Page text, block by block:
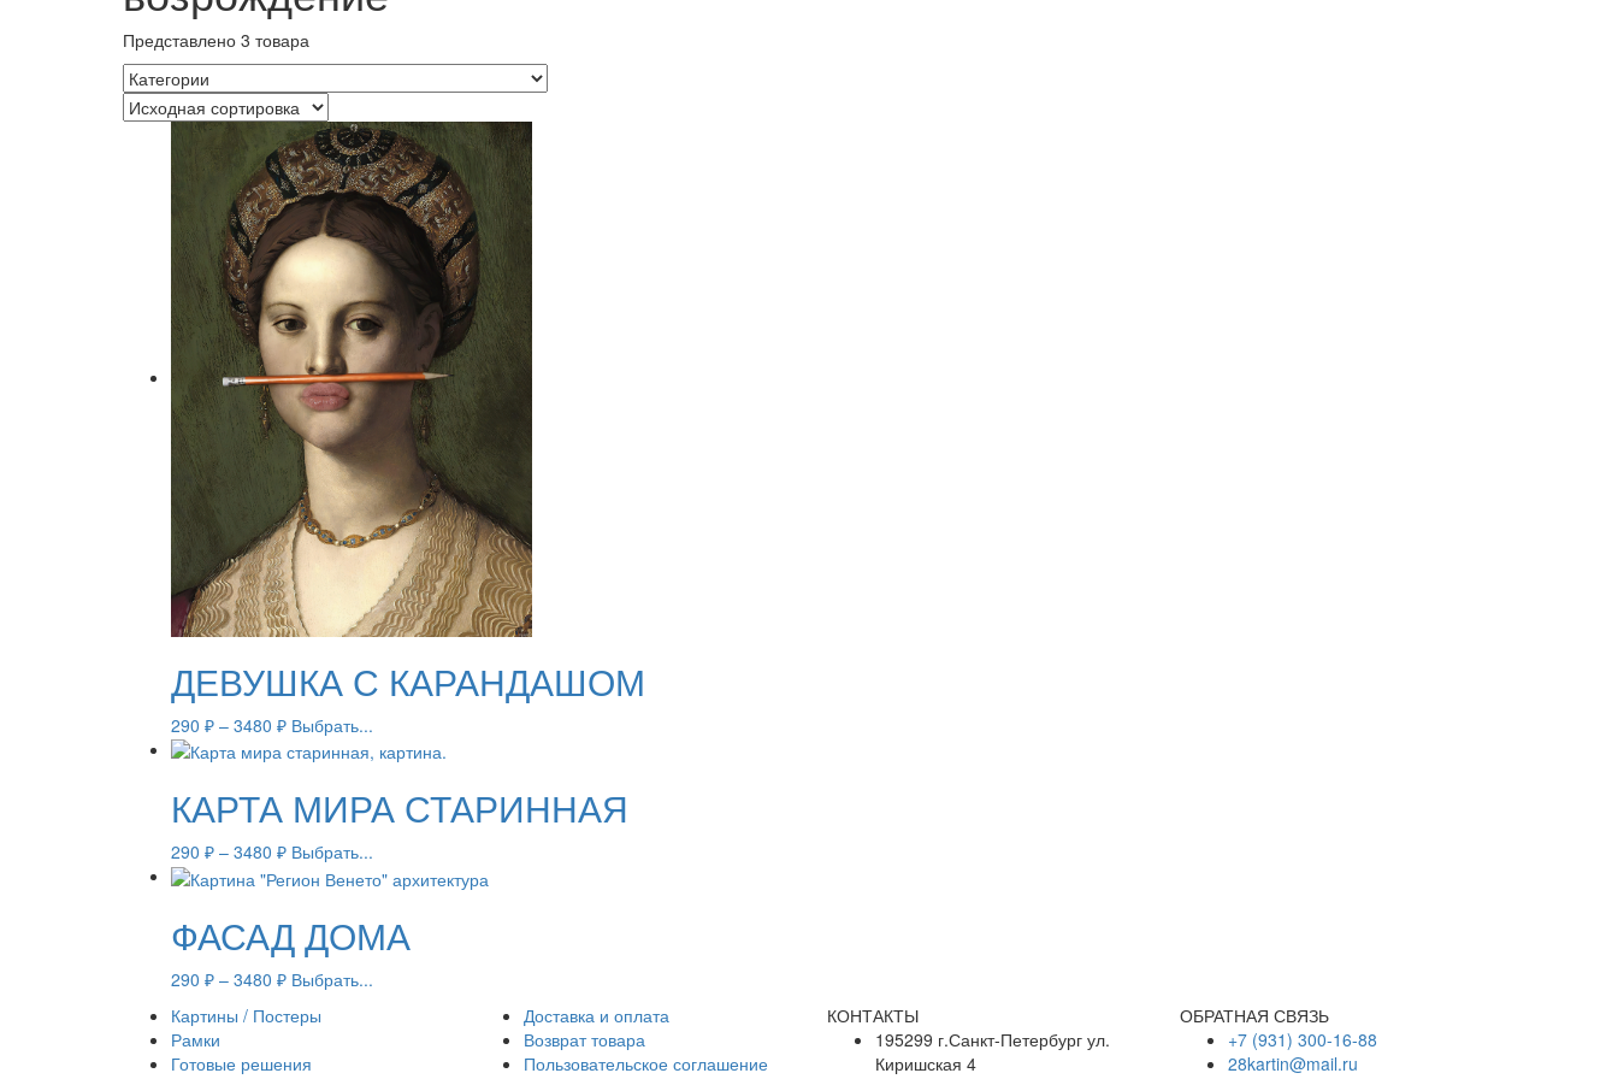
Представлено 3 товара
ДЕВУШКА С КАРАНДАШОМ
290 ₽ – 3480 ₽ Выбрать...
КАРТА МИРА СТАРИННАЯ
290 ₽ – 3480 ₽ Выбрать...
ФАСАД ДОМА
290 ₽ – 3480 ₽ Выбрать...
Картины / Постеры
Рамки
Готовые решения
Доставка и оплата
Возврат товара
Пользовательское соглашение
КОНТАКТЫ
195299 г.Санкт-Петербург ул.
Киришская 4
ОБРАТНАЯ СВЯЗЬ
+7 (931) 300-16-88
28kartin@mail.ru